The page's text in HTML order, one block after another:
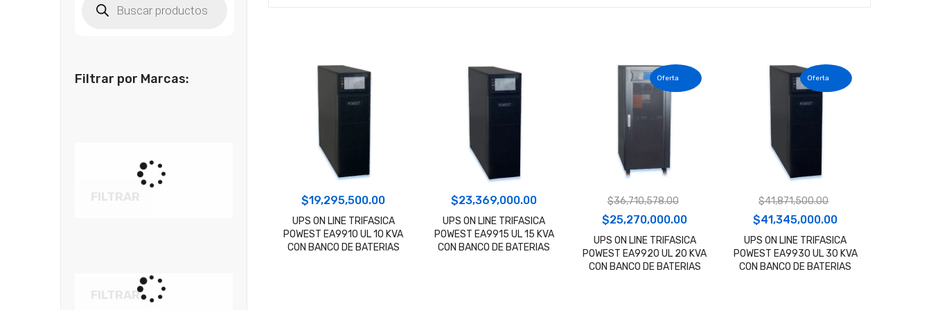
$19,295,500.00
UPS ON LINE TRIFASICA
POWEST EA9910 UL 10 KVA
CON BANCO DE BATERIAS
$23,369,000.00
UPS ON LINE TRIFASICA
POWEST EA9915 UL 15 KVA
CON BANCO DE BATERIAS
$36,710,578.00
El
precio
original
$25,270,000.00El
precio
actual
UPS ON LINE TRIFASICA
POWEST EA9920 UL 20 KVA
CON BANCO DE BATERIAS
$41,871,500.00
El
precio
original
$41,345,000.00El
precio
actual
UPS ON LINE TRIFASICA
POWEST EA9930 UL 30 KVA
CON BANCO DE BATERIAS
productos
Filtrar por Marcas:
FILTRAR